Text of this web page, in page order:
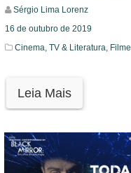
Sérgio Lima Lorenz
16 de outubro de 2019
Cinema, TV & Literatura, Filme
Leia Mais